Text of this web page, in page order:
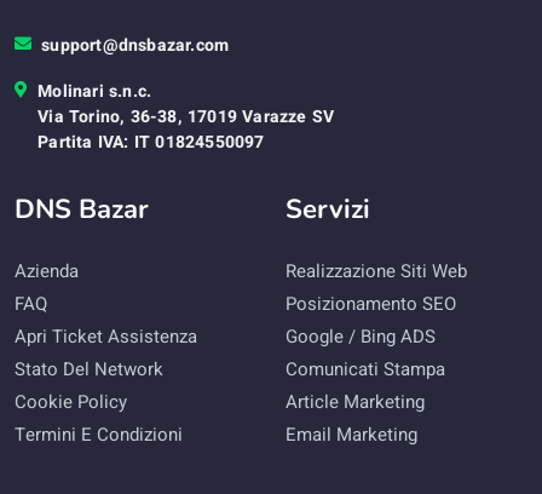
support@dnsbazar.com
Molinari s.n.c.
Via Torino, 36-38, 17019 Varazze SV
Partita IVA: IT 01824550097
DNS Bazar
Azienda
FAQ
Apri Ticket Assistenza
Stato Del Network
Cookie Policy
Termini E Condizioni
Servizi
Realizzazione Siti Web
Posizionamento SEO
Google / Bing ADS
Comunicati Stampa
Article Marketing
Email Marketing